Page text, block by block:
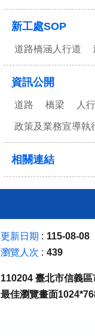
新工處SOP
道路橋涵人行道
資訊公開
道路 橋梁 人
政策及業務宣導執
相關連結
更新日期
115-08-08
瀏覽人次
439
110204 臺北市信義
最佳瀏覽畫面